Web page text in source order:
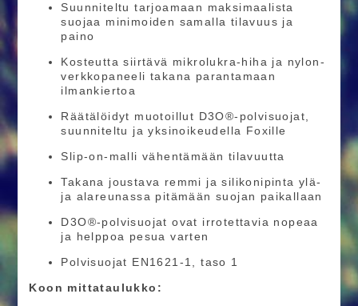
Suunniteltu tarjoamaan maksimaalista
suojaa minimoiden samalla tilavuus ja
paino
Kosteutta siirtävä mikrolukra-hiha ja nylon-
verkkopaneeli takana parantamaan
ilmankiertoa
Räätälöidyt muotoillut D3O®-polvisuojat,
suunniteltu ja yksinoikeudella Foxille
Slip-on-malli vähentämään tilavuutta
Takana joustava remmi ja silikonipinta ylä-
ja alareunassa pitämään suojan paikallaan
D3O®-polvisuojat ovat irrotettavia nopeaa
ja helppoa pesua varten
Polvisuojat EN1621-1, taso 1
Koon mittataulukko: